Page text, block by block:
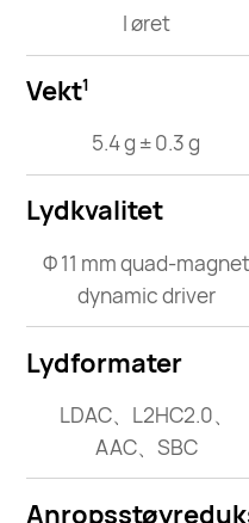
I øret
Vekt1
5.4 g ± 0.3 g
Lydkvalitet
Φ 11 mm quad-magnet
dynamic driver
Lydformater
LDAC、L2HC2.0、
AAC、SBC